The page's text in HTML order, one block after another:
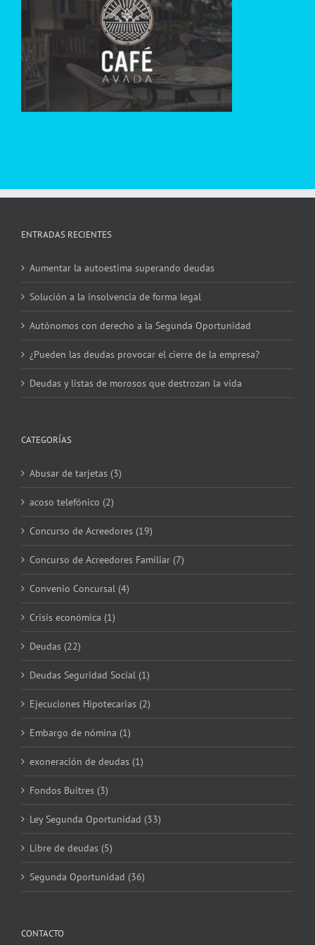
ENTRADAS RECIENTES
Aumentar la autoestima superando deudas
Solución a la insolvencia de forma legal
Autónomos con derecho a la Segunda Oportunidad
¿Pueden las deudas provocar el cierre de la empresa?
Deudas y listas de morosos que destrozan la vida
CATEGORÍAS
Abusar de tarjetas (3)
acoso telefónico (2)
Concurso de Acreedores (19)
Concurso de Acreedores Familiar (7)
Convenio Concursal (4)
Crisis económica (1)
Deudas (22)
Deudas Seguridad Social (1)
Ejecuciones Hipotecarias (2)
Embargo de nómina (1)
exoneración de deudas (1)
Fondos Buitres (3)
Ley Segunda Oportunidad (33)
Libre de deudas (5)
Segunda Oportunidad (36)
CONTACTO